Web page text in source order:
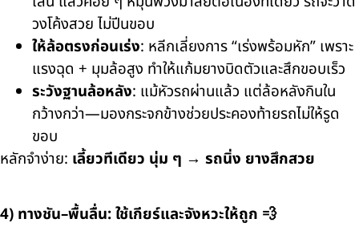
วงโค้งสวย ไม่ปีนขอบ
ให้ล้อตรงก่อนเร่ง: หลีกเลี่ยงการ “เร่งพร้อมหัก” เพราะ
แรงฉุด + มุมล้อสูง ทำให้แก้มยางบิดตัวและสึกขอบเร็ว
ระวังฐานล้อหลัง: แม้หัวรถผ่านแล้ว แต่ล้อหลังกินใน
กว้างกว่า—มองกระจกข้างช่วยประคองท้ายรถไม่ให้รูด
ขอบ
หลักจำง่าย: เลี้ยวทีเดียว นุ่ม ๆ → รถนิ่ง ยางสึกสวย
4) ทางชัน–พื้นลื่น: ใช้เกียร์และจังหวะให้ถูก 💨